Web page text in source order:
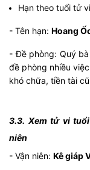
Hạn theo tuổi tử
- Tên hạn: Hoang
- Đề phòng: Quý
đề phòng nhiều
khó chữa, tiền tài
3.3. Xem tử vi
niên
- Vận niên: Kê giáp